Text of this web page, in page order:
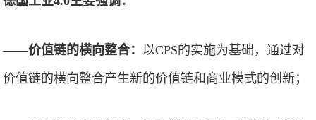
——价值链的横向整合： 以CPS的实施为基础，通过对
价值链的横向整合产生新的价值链和商业模式的创新；